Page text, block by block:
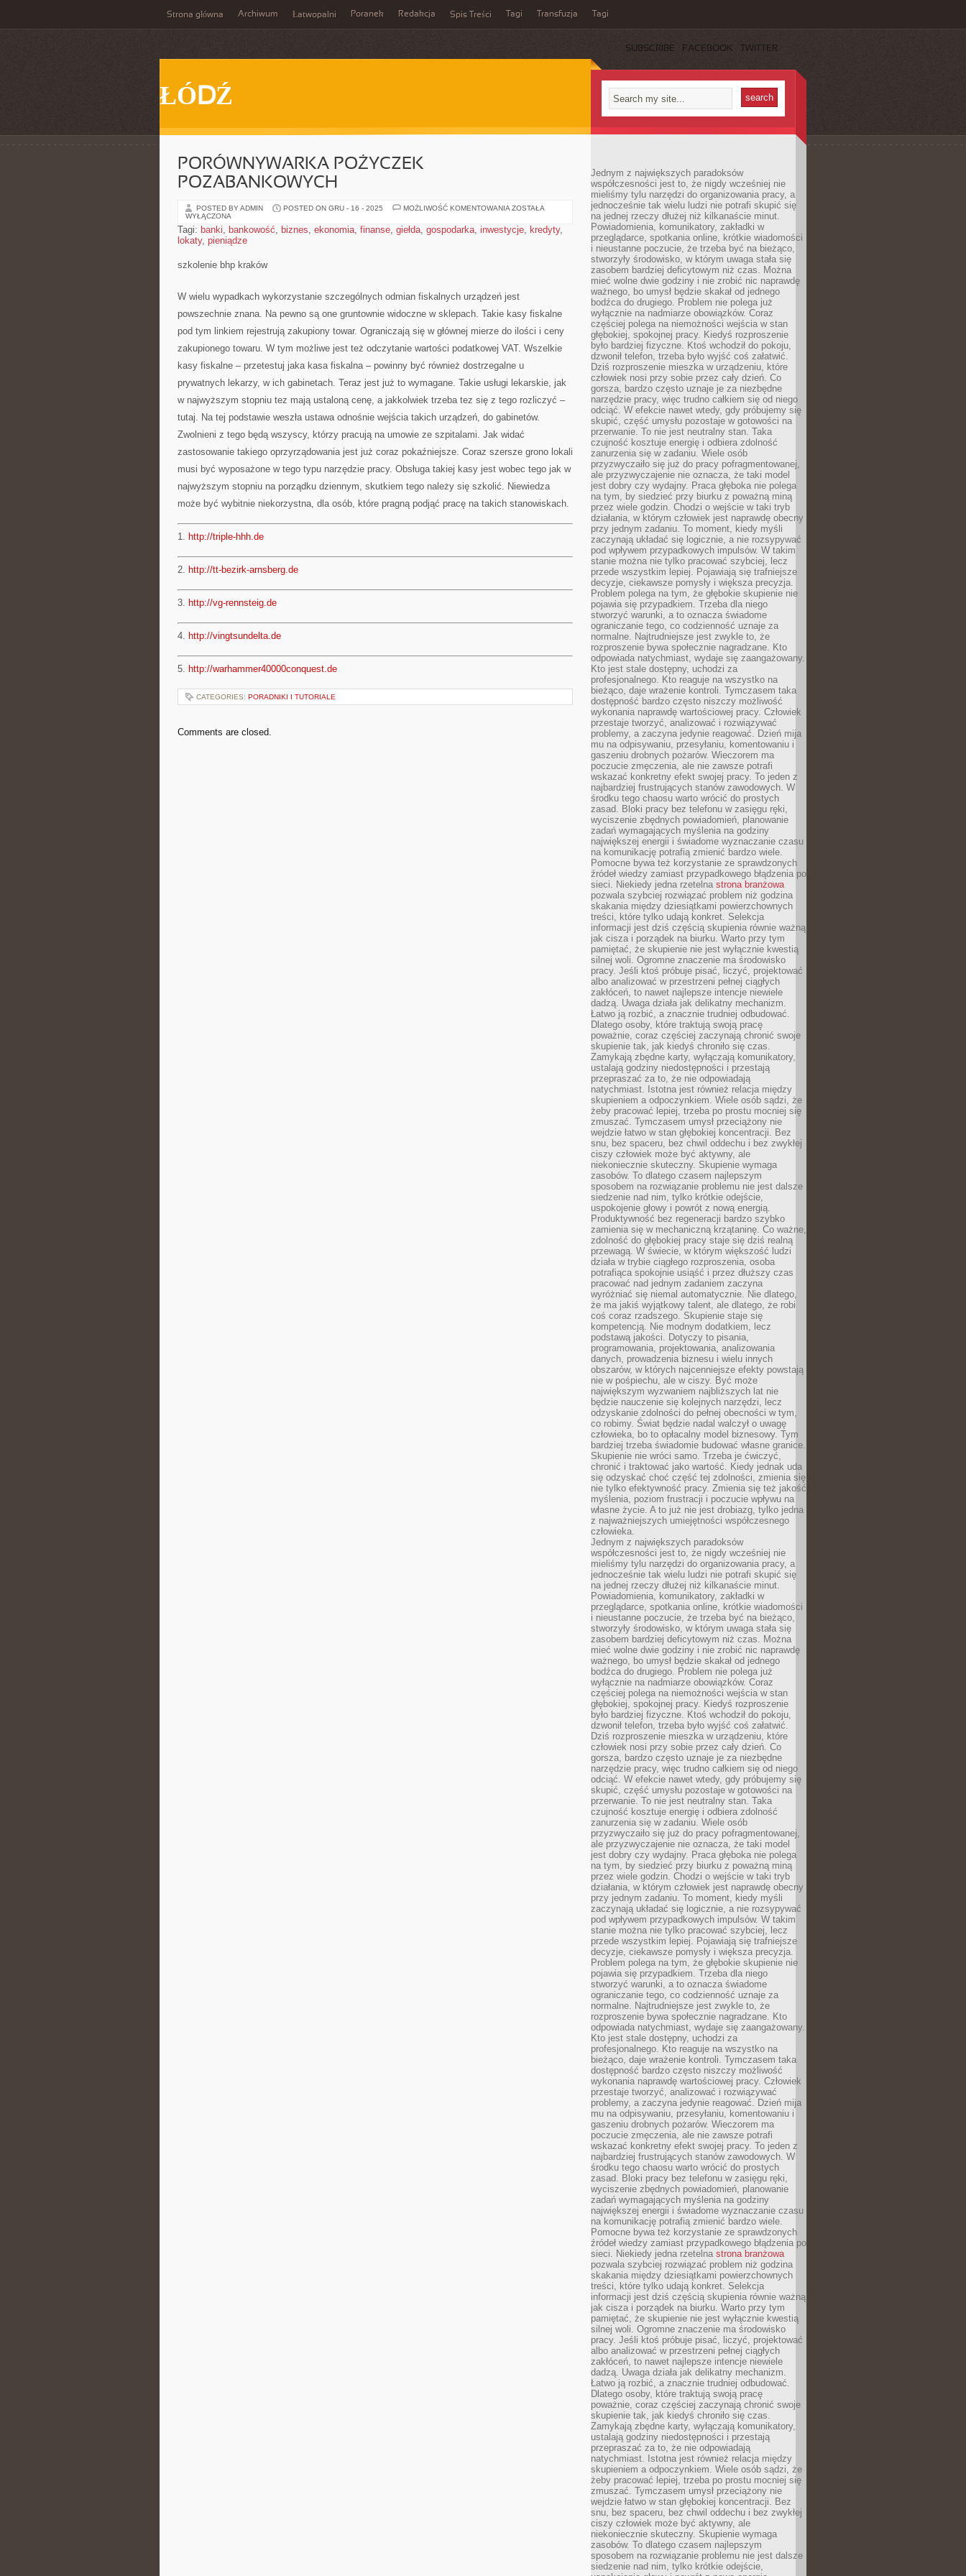
Strona główna Archiwum Łatwopalni Poranek Redakcja Spis Treści Tagi Transfuzja Tagi
SUBSCRIBE FACEBOOK TWITTER
ŁÓDŹ
PORÓWNYWARKA POŻYCZEK
POZABANKOWYCH
POSTED BY ADMIN POSTED ON GRU - 16 - 2025 MOŻLIWOŚĆ KOMENTOWANIA PORÓWNYWARKA
ZOSTAŁA
WYŁĄCZONA
Tagi: banki, bankowość, biznes, ekonomia, finanse, giełda, gospodarka, inwestycje, kredyty,
lokaty, pieniądze
szkolenie bhp kraków
W wielu wypadkach wykorzystanie szczególnych odmian fiskalnych urządzeń jest
powszechnie znana. Na pewno są one gruntownie widoczne w sklepach. Takie kasy fiskalne
pod tym linkiem rejestrują zakupiony towar. Ograniczają się w głównej mierze do ilości i ceny
zakupionego towaru. W tym możliwe jest też odczytanie wartości podatkowej VAT. Wszelkie
kasy fiskalne – przetestuj jaka kasa fiskalna – powinny być również dostrzegalne u
prywatnych lekarzy, w ich gabinetach. Teraz jest już to wymagane. Takie usługi lekarskie, jak
w najwyższym stopniu tez mają ustaloną cenę, a jakkolwiek trzeba tez się z tego rozliczyć –
tutaj. Na tej podstawie weszła ustawa odnośnie wejścia takich urządzeń, do gabinetów.
Zwolnieni z tego będą wszyscy, którzy pracują na umowie ze szpitalami. Jak widać
zastosowanie takiego oprzyrządowania jest już coraz pokaźniejsze. Coraz szersze grono lokali
musi być wyposażone w tego typu narzędzie pracy. Obsługa takiej kasy jest wobec tego jak w
najwyższym stopniu na porządku dziennym, skutkiem tego należy się szkolić. Niewiedza
może być wybitnie niekorzystna, dla osób, które pragną podjąć pracę na takich stanowiskach.
1. http://triple-hhh.de
2. http://tt-bezirk-arnsberg.de
3. http://vg-rennsteig.de
4. http://vingtsundelta.de
5. http://warhammer40000conquest.de
CATEGORIES: PORADNIKI I TUTORIALE
Comments are closed.
Jednym z największych paradoksów
współczesności jest to, że nigdy wcześniej nie
mieliśmy tylu narzędzi do organizowania pracy, a
jednocześnie tak wielu ludzi nie potrafi skupić się
na jednej rzeczy dłużej niż kilkanaście minut.
Powiadomienia, komunikatory, zakładki w
przeglądarce, spotkania online, krótkie wiadomości
i nieustanne poczucie, że trzeba być na bieżąco,
stworzyły środowisko, w którym uwaga stała się
zasobem bardziej deficytowym niż czas. Można
mieć wolne dwie godziny i nie zrobić nic naprawdę
ważnego, bo umysł będzie skakał od jednego
bodźca do drugiego. Problem nie polega już
wyłącznie na nadmiarze obowiązków. Coraz
częściej polega na niemożności wejścia w stan
głębokiej, spokojnej pracy. Kiedyś rozproszenie
było bardziej fizyczne. Ktoś wchodził do pokoju,
dzwonił telefon, trzeba było wyjść coś załatwić.
Dziś rozproszenie mieszka w urządzeniu, które
człowiek nosi przy sobie przez cały dzień. Co
gorsza, bardzo często uznaje je za niezbędne
narzędzie pracy, więc trudno całkiem się od niego
odciąć. W efekcie nawet wtedy, gdy próbujemy się
skupić, część umysłu pozostaje w gotowości na
przerwanie. To nie jest neutralny stan. Taka
czujność kosztuje energię i odbiera zdolność
zanurzenia się w zadaniu. Wiele osób
przyzwyczaiło się już do pracy pofragmentowanej,
ale przyzwyczajenie nie oznacza, że taki model
jest dobry czy wydajny. Praca głęboka nie polega
na tym, by siedzieć przy biurku z poważną miną
przez wiele godzin. Chodzi o wejście w taki tryb
działania, w którym człowiek jest naprawdę obecny
przy jednym zadaniu. To moment, kiedy myśli
zaczynają układać się logicznie, a nie rozsypywać
pod wpływem przypadkowych impulsów. W takim
stanie można nie tylko pracować szybciej, lecz
przede wszystkim lepiej. Pojawiają się trafniejsze
decyzje, ciekawsze pomysły i większa precyzja.
Problem polega na tym, że głębokie skupienie nie
pojawia się przypadkiem. Trzeba dla niego
stworzyć warunki, a to oznacza świadome
ograniczanie tego, co codzienność uznaje za
normalne. Najtrudniejsze jest zwykle to, że
rozproszenie bywa społecznie nagradzane. Kto
odpowiada natychmiast, wydaje się zaangażowany.
Kto jest stale dostępny, uchodzi za
profesjonalnego. Kto reaguje na wszystko na
bieżąco, daje wrażenie kontroli. Tymczasem taka
dostępność bardzo często niszczy możliwość
wykonania naprawdę wartościowej pracy. Człowiek
przestaje tworzyć, analizować i rozwiązywać
problemy, a zaczyna jedynie reagować. Dzień mija
mu na odpisywaniu, przesyłaniu, komentowaniu i
gaszeniu drobnych pożarów. Wieczorem ma
poczucie zmęczenia, ale nie zawsze potrafi
wskazać konkretny efekt swojej pracy. To jeden z
najbardziej frustrujących stanów zawodowych. W
środku tego chaosu warto wrócić do prostych
zasad. Bloki pracy bez telefonu w zasięgu ręki,
wyciszenie zbędnych powiadomień, planowanie
zadań wymagających myślenia na godziny
największej energii i świadome wyznaczanie czasu
na komunikację potrafią zmienić bardzo wiele.
Pomocne bywa też korzystanie ze sprawdzonych
źródeł wiedzy zamiast przypadkowego błądzenia po
sieci. Niekiedy jedna rzetelna strona branżowa
pozwala szybciej rozwiązać problem niż godzina
skakania między dziesiątkami powierzchownych
treści, które tylko udają konkret. Selekcja
informacji jest dziś częścią skupienia równie ważną
jak cisza i porządek na biurku. Warto przy tym
pamiętać, że skupienie nie jest wyłącznie kwestią
silnej woli. Ogromne znaczenie ma środowisko
pracy. Jeśli ktoś próbuje pisać, liczyć, projektować
albo analizować w przestrzeni pełnej ciągłych
zakłóceń, to nawet najlepsze intencje niewiele
dadzą. Uwaga działa jak delikatny mechanizm.
Łatwo ją rozbić, a znacznie trudniej odbudować.
Dlatego osoby, które traktują swoją pracę
poważnie, coraz częściej zaczynają chronić swoje
skupienie tak, jak kiedyś chroniło się czas.
Zamykają zbędne karty, wyłączają komunikatory,
ustalają godziny niedostępności i przestają
przepraszać za to, że nie odpowiadają
natychmiast. Istotna jest również relacja między
skupieniem a odpoczynkiem. Wiele osób sądzi, że
żeby pracować lepiej, trzeba po prostu mocniej się
zmuszać. Tymczasem umysł przeciążony nie
wejdzie łatwo w stan głębokiej koncentracji. Bez
snu, bez spaceru, bez chwil oddechu i bez zwykłej
ciszy człowiek może być aktywny, ale
niekoniecznie skuteczny. Skupienie wymaga
zasobów. To dlatego czasem najlepszym
sposobem na rozwiązanie problemu nie jest dalsze
siedzenie nad nim, tylko krótkie odejście,
uspokojenie głowy i powrót z nową energią.
Produktywność bez regeneracji bardzo szybko
zamienia się w mechaniczną krzątaninę. Co ważne,
zdolność do głębokiej pracy staje się dziś realną
przewagą. W świecie, w którym większość ludzi
działa w trybie ciągłego rozproszenia, osoba
potrafiąca spokojnie usiąść i przez dłuższy czas
pracować nad jednym zadaniem zaczyna
wyróżniać się niemal automatycznie. Nie dlatego,
że ma jakiś wyjątkowy talent, ale dlatego, że robi
coś coraz rzadszego. Skupienie staje się
kompetencją. Nie modnym dodatkiem, lecz
podstawą jakości. Dotyczy to pisania,
programowania, projektowania, analizowania
danych, prowadzenia biznesu i wielu innych
obszarów, w których najcenniejsze efekty powstają
nie w pośpiechu, ale w ciszy. Być może
największym wyzwaniem najbliższych lat nie
będzie nauczenie się kolejnych narzędzi, lecz
odzyskanie zdolności do pełnej obecności w tym,
co robimy. Świat będzie nadal walczył o uwagę
człowieka, bo to opłacalny model biznesowy. Tym
bardziej trzeba świadomie budować własne granice.
Skupienie nie wróci samo. Trzeba je ćwiczyć,
chronić i traktować jako wartość. Kiedy jednak uda
się odzyskać choć część tej zdolności, zmienia się
nie tylko efektywność pracy. Zmienia się też jakość
myślenia, poziom frustracji i poczucie wpływu na
własne życie. A to już nie jest drobiazg, tylko jedna
z najważniejszych umiejętności współczesnego
człowieka.
Jednym z największych paradoksów
współczesności jest to, że nigdy wcześniej nie
mieliśmy tylu narzędzi do organizowania pracy, a
jednocześnie tak wielu ludzi nie potrafi skupić się
na jednej rzeczy dłużej niż kilkanaście minut.
Powiadomienia, komunikatory, zakładki w
przeglądarce, spotkania online, krótkie wiadomości
i nieustanne poczucie, że trzeba być na bieżąco,
stworzyły środowisko, w którym uwaga stała się
zasobem bardziej deficytowym niż czas. Można
mieć wolne dwie godziny i nie zrobić nic naprawdę
ważnego, bo umysł będzie skakał od jednego
bodźca do drugiego. Problem nie polega już
wyłącznie na nadmiarze obowiązków. Coraz
częściej polega na niemożności wejścia w stan
głębokiej, spokojnej pracy. Kiedyś rozproszenie
było bardziej fizyczne. Ktoś wchodził do pokoju,
dzwonił telefon, trzeba było wyjść coś załatwić.
Dziś rozproszenie mieszka w urządzeniu, które
człowiek nosi przy sobie przez cały dzień. Co
gorsza, bardzo często uznaje je za niezbędne
narzędzie pracy, więc trudno całkiem się od niego
odciąć. W efekcie nawet wtedy, gdy próbujemy się
skupić, część umysłu pozostaje w gotowości na
przerwanie. To nie jest neutralny stan. Taka
czujność kosztuje energię i odbiera zdolność
zanurzenia się w zadaniu. Wiele osób
przyzwyczaiło się już do pracy pofragmentowanej,
ale przyzwyczajenie nie oznacza, że taki model
jest dobry czy wydajny. Praca głęboka nie polega
na tym, by siedzieć przy biurku z poważną miną
przez wiele godzin. Chodzi o wejście w taki tryb
działania, w którym człowiek jest naprawdę obecny
przy jednym zadaniu. To moment, kiedy myśli
zaczynają układać się logicznie, a nie rozsypywać
pod wpływem przypadkowych impulsów. W takim
stanie można nie tylko pracować szybciej, lecz
przede wszystkim lepiej. Pojawiają się trafniejsze
decyzje, ciekawsze pomysły i większa precyzja.
Problem polega na tym, że głębokie skupienie nie
pojawia się przypadkiem. Trzeba dla niego
stworzyć warunki, a to oznacza świadome
ograniczanie tego, co codzienność uznaje za
normalne. Najtrudniejsze jest zwykle to, że
rozproszenie bywa społecznie nagradzane. Kto
odpowiada natychmiast, wydaje się zaangażowany.
Kto jest stale dostępny, uchodzi za
profesjonalnego. Kto reaguje na wszystko na
bieżąco, daje wrażenie kontroli. Tymczasem taka
dostępność bardzo często niszczy możliwość
wykonania naprawdę wartościowej pracy. Człowiek
przestaje tworzyć, analizować i rozwiązywać
problemy, a zaczyna jedynie reagować. Dzień mija
mu na odpisywaniu, przesyłaniu, komentowaniu i
gaszeniu drobnych pożarów. Wieczorem ma
poczucie zmęczenia, ale nie zawsze potrafi
wskazać konkretny efekt swojej pracy. To jeden z
najbardziej frustrujących stanów zawodowych. W
środku tego chaosu warto wrócić do prostych
zasad. Bloki pracy bez telefonu w zasięgu ręki,
wyciszenie zbędnych powiadomień, planowanie
zadań wymagających myślenia na godziny
największej energii i świadome wyznaczanie czasu
na komunikację potrafią zmienić bardzo wiele.
Pomocne bywa też korzystanie ze sprawdzonych
źródeł wiedzy zamiast przypadkowego błądzenia po
sieci. Niekiedy jedna rzetelna strona branżowa
pozwala szybciej rozwiązać problem niż godzina
skakania między dziesiątkami powierzchownych
treści, które tylko udają konkret. Selekcja
informacji jest dziś częścią skupienia równie ważną
jak cisza i porządek na biurku. Warto przy tym
pamiętać, że skupienie nie jest wyłącznie kwestią
silnej woli. Ogromne znaczenie ma środowisko
pracy. Jeśli ktoś próbuje pisać, liczyć, projektować
albo analizować w przestrzeni pełnej ciągłych
zakłóceń, to nawet najlepsze intencje niewiele
dadzą. Uwaga działa jak delikatny mechanizm.
Łatwo ją rozbić, a znacznie trudniej odbudować.
Dlatego osoby, które traktują swoją pracę
poważnie, coraz częściej zaczynają chronić swoje
skupienie tak, jak kiedyś chroniło się czas.
Zamykają zbędne karty, wyłączają komunikatory,
ustalają godziny niedostępności i przestają
przepraszać za to, że nie odpowiadają
natychmiast. Istotna jest również relacja między
skupieniem a odpoczynkiem. Wiele osób sądzi, że
żeby pracować lepiej, trzeba po prostu mocniej się
zmuszać. Tymczasem umysł przeciążony nie
wejdzie łatwo w stan głębokiej koncentracji. Bez
snu, bez spaceru, bez chwil oddechu i bez zwykłej
ciszy człowiek może być aktywny, ale
niekoniecznie skuteczny. Skupienie wymaga
zasobów. To dlatego czasem najlepszym
sposobem na rozwiązanie problemu nie jest dalsze
siedzenie nad nim, tylko krótkie odejście,